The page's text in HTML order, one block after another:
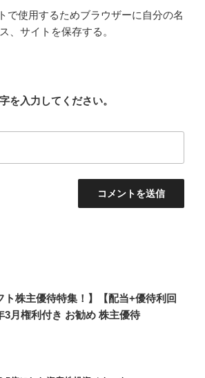
で使用するためブラウザーに自分の名
、サイトを保存する。
を入力してください。
ト株主優待特集！】【配当+優待利回
3月権利付き お勧め 株主優待